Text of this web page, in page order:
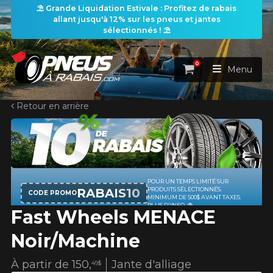
⛱️ Grande Liquidation Estivale : Profitez de rabais
allant jusqu'à 12% sur les pneus et jantes
sélectionnés ! ⛱️
ACCUEIL
PNEUS
RECHERCHE DE PNEUS VOIR TOUT
Rechercher par
Par dimensions Par véhicule
Recherche par dimensions
ROUES
RECHERCHE DE ROUES VOIR TOUT
ENSEMBLES
RECHERCHE D'ENSEMBLES
PROMOTIONS
Panier
0
Menu
Retour en arrière
Fast Wheels MENACE
Noir/Machine
Jante d'alliage
À partir de150,49$
CODE PROMORABAIS10
POUR UN TEMPS LIMITÉ SUR
PRODUITS SÉLECTIONNÉS.
MINIMUM DE 500$ AVANT TAXES.
PLUS D'INFO